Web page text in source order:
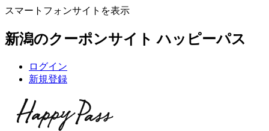
スマートフォンサイトを表示
新潟のクーポンサイト ハッピーパス
ログイン
新規登録